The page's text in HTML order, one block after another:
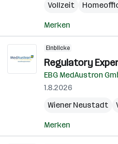
Vollzeit
Merken
Einblicke
Regulatory
EBG MedAustron
1.8.2026
Wiener Neustadt
Merken